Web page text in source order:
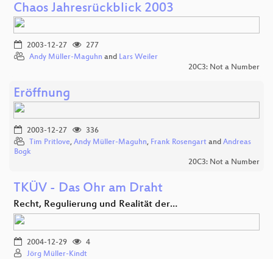
Chaos Jahresrückblick 2003
2003-12-27
277
Andy Müller-Maguhn and Lars Weiler
20C3: Not a Number
Eröffnung
2003-12-27
336
Tim Pritlove, Andy Müller-Maguhn, Frank Rosengart and Andreas
Bogk
20C3: Not a Number
TKÜV - Das Ohr am Draht
Recht, Regulierung und Realität der…
2004-12-29
4
Jörg Müller-Kindt